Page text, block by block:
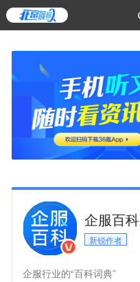
企服百科
新锐作者
企服行业的“百科词典”